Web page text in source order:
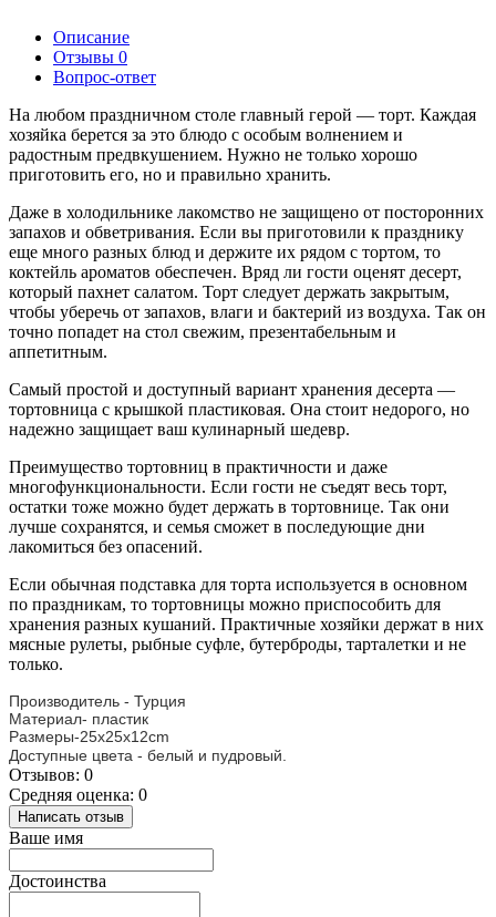
Описание
Отзывы 0
Вопрос-ответ
На любом праздничном столе главный герой — торт. Каждая
хозяйка берется за это блюдо с особым волнением и
радостным предвкушением. Нужно не только хорошо
приготовить его, но и правильно хранить.
Даже в холодильнике лакомство не защищено от посторонних
запахов и обветривания. Если вы приготовили к празднику
еще много разных блюд и держите их рядом с тортом, то
коктейль ароматов обеспечен. Вряд ли гости оценят десерт,
который пахнет салатом. Торт следует держать закрытым,
чтобы уберечь от запахов, влаги и бактерий из воздуха. Так он
точно попадет на стол свежим, презентабельным и
аппетитным.
Самый простой и доступный вариант хранения десерта —
тортовница с крышкой пластиковая. Она стоит недорого, но
надежно защищает ваш кулинарный шедевр.
Преимущество тортовниц в практичности и даже
многофункциональности. Если гости не съедят весь торт,
остатки тоже можно будет держать в тортовнице. Так они
лучше сохранятся, и семья сможет в последующие дни
лакомиться без опасений.
Если обычная подставка для торта используется в основном
по праздникам, то тортовницы можно приспособить для
хранения разных кушаний. Практичные хозяйки держат в них
мясные рулеты, рыбные суфле, бутерброды, тарталетки и не
только.
Производитель - Турция
Материал- пластик
Размеры-25x25x12cm
Доступные цвета - белый и пудровый.
Отзывов: 0
Средняя оценка: 0
Написать отзыв
Ваше имя
Достоинства